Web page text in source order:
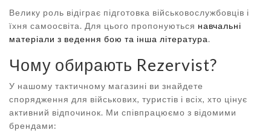
Велику роль відіграє підготовка військовослужбовців і
їхня самоосвіта. Для цього пропонуються навчальні
матеріали з ведення бою та інша література.
Чому обирають Rezervist?
У нашому тактичному магазині ви знайдете
спорядження для військових, туристів і всіх, хто цінує
активний відпочинок. Ми співпрацюємо з відомими
брендами: